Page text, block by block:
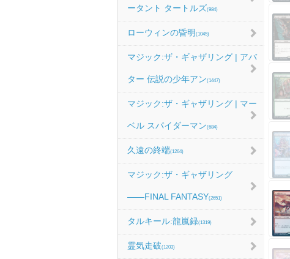
ータント タートルズ(984)
ローウィンの昏明 (1045)
マジック:ザ・ギャザリング | アバ
ター 伝説の少年アン(1447)
マジック:ザ・ギャザリング | マー
ベル スパイダーマン(684)
久遠の終端(1264)
マジック:ザ・ギャザリング
――FINAL FANTASY(2651)
タルキール:龍嵐録(1319)
霊気走破(1203)